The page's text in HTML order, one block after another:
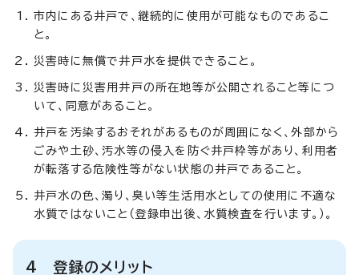
市内にある井戸で、継続的に使用が可能なものであるこ
と。
災害時に無償で井戸水を提供できること。
災害時に災害用井戸の所在地等が公開されること等につ
いて、同意があること。
井戸を汚染するおそれがあるものが周囲になく、外部から
ごみや土砂、汚水等の侵入を防ぐ井戸枠等があり、利用者
が転落する危険性等がない状態の井戸であること。
井戸水の色、濁り、臭い等生活用水としての使用に不適な
水質ではないこと（登録申出後、水質検査を行います。）。
4 登録のメリット